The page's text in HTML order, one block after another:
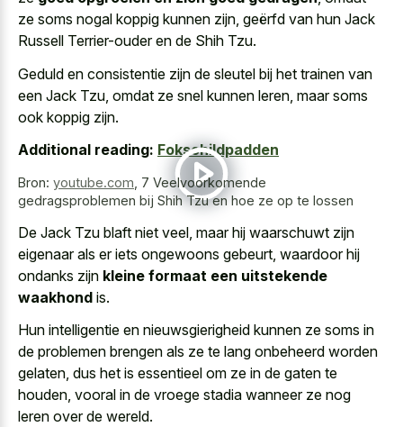
ze soms nogal koppig kunnen zijn, geërfd van hun Jack
Russell Terrier-ouder en de Shih Tzu.
Geduld en consistentie zijn de sleutel bij het trainen van
een Jack Tzu, omdat ze snel kunnen leren, maar soms
ook koppig zijn.
Additional reading: Fokschildpadden
Bron: youtube.com 7 Veelvoorkomende
gedragsproblemen bij Shih Tzu en hoe ze op te lossen
De Jack Tzu blaft niet veel, maar hij waarschuwt zijn
eigenaar als er iets ongewoons gebeurt, waardoor hij
ondanks zijn kleine formaat een uitstekende
waakhond is.
Hun intelligentie en nieuwsgierigheid kunnen ze soms in
de problemen brengen als ze te lang onbeheerd worden
gelaten, dus het is essentieel om ze in de gaten te
houden, vooral in de vroege stadia wanneer ze nog
leren over de wereld.